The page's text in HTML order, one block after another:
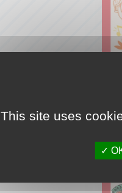
This site uses